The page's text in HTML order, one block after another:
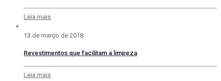
Leia mais
13 de março de 2018
Revestimentos que facilitam a limpeza
Leia mais